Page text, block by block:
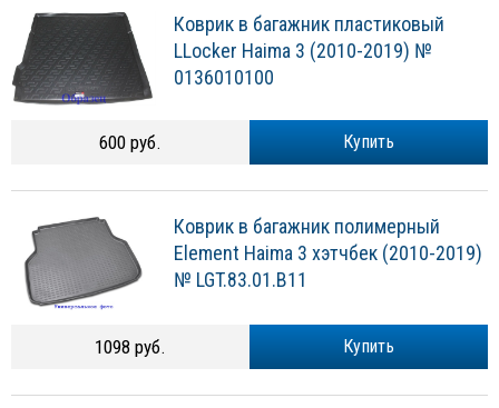
Коврик в багажник пластиковый
LLocker Haima 3 (2010-2019) №
0136010100
Купить
600 руб.
Коврик в багажник полимерный
Element Haima 3 хэтчбек (2010-2019)
№ LGT.83.01.B11
Купить
1098 руб.